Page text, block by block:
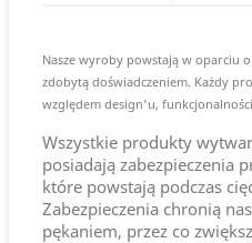
Nasze wyroby powstają w oparciu
zdobytą doświadczeniem. Każdy
względem design'u,
Wszystkie produkty
posiadają zabezpieczenia
które powstają podczas
Zabezpieczenia chronią
pękaniem, przez co